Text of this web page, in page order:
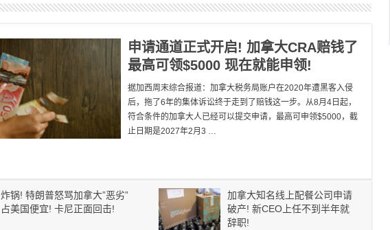
申请通道正式开启! 加拿大CRA赔钱了
最高可领$5000 现在就能申领!
据加西周末综合报道：加拿大税务局账户在2020年遭黑客入侵
后，拖了6年的集体诉讼终于走到了赔钱这一步。从8月4日起，
符合条件的加拿大人已经可以提交申请，最高可申领$5000，截
止日期是2027年2月3 …
炸锅! 特朗普怒骂加拿大”恶劣”
占美国便宜! 卡尼正面回击!
加拿大知名线上配餐公司申请
破产! 新CEO上任不到半年就
辞职!